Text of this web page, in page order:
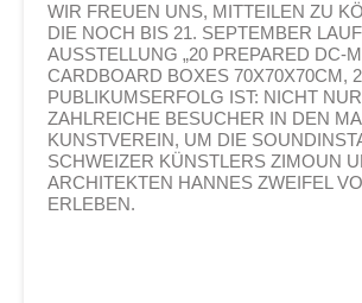
WIR FREUEN UNS, MITTEILEN ZU
DIE NOCH BIS 21. SEPTEMBER
AUSSTELLUNG „20 PREPARED DC-
CARDBOARD BOXES 70X70X70CM,
PUBLIKUMSERFOLG IST: NICHT
ZAHLREICHE BESUCHER IN DEN
KUNSTVEREIN, UM DIE
SCHWEIZER KÜNSTLERS ZIMOUN
ARCHITEKTEN HANNES ZWEIFEL
ERLEBEN.